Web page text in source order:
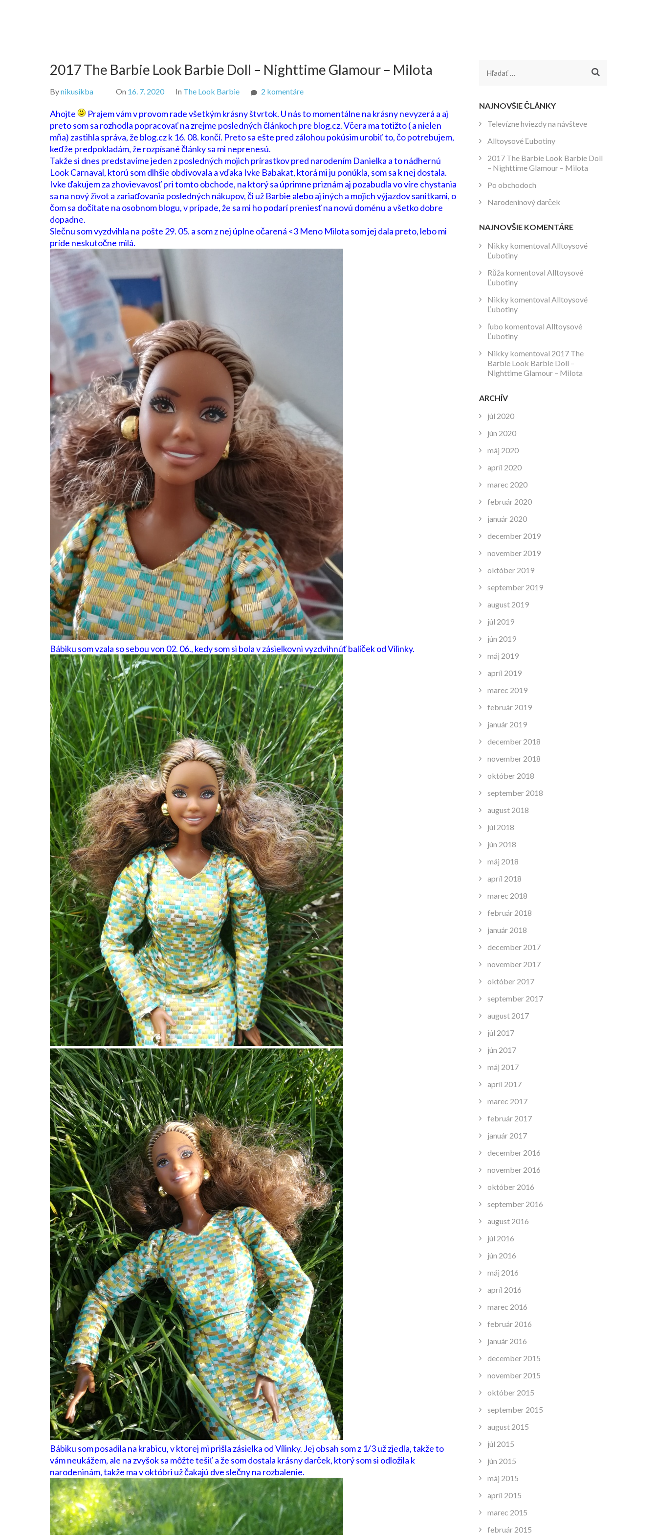
2017 The Barbie Look Barbie Doll – Nighttime Glamour – Milota
Bynikusikba On 16. 7. 2020 In The Look Barbie 2 komentárena
The
Barbie
Look
Doll
–
Nighttime
Glamour
–
Ahojte
Prajem vám v provom rade všetkým krásny štvrtok. U nás to momentálne na krásny nevyzerá a aj
preto som sa rozhodla popracovať na zrejme posledných článkoch pre blog.cz. Včera ma totižto ( a nielen
mňa) zastihla správa, že blog.cz k 16. 08. končí. Preto sa ešte pred zálohou pokúsim urobiť to, čo potrebujem,
keďže predpokladám, že rozpísané články sa mi neprenesú.
Takže si dnes predstavíme jeden z posledných mojich prírastkov pred narodením Danielka a to nádhernú
Look Carnaval, ktorú som dlhšie obdivovala a vďaka Ivke Babakat, ktorá mi ju ponúkla, som sa k nej dostala.
Ivke ďakujem za zhovievavosť pri tomto obchode, na ktorý sa úprimne priznám aj pozabudla vo víre chystania
sa na nový život a zariaďovania posledných nákupov, či už Barbie alebo aj iných a mojich výjazdov sanitkami, o
čom sa dočítate na osobnom blogu, v prípade, že sa mi ho podarí preniesť na novú doménu a všetko dobre
dopadne.
Slečnu som vyzdvihla na pošte 29. 05. a som z nej úplne očarená <3 Meno Milota som jej dala preto, lebo mi
príde neskutočne milá.
Bábiku som vzala so sebou von 02. 06., kedy som si bola v zásielkovni vyzdvihnúť balíček od Vílinky.
Bábiku som posadila na krabicu, v ktorej mi prišla zásielka od Vílinky. Jej obsah som z 1/3 už zjedla, takže to
vám neukážem, ale na zvyšok sa môžte tešiť a že som dostala krásny darček, ktorý som si odložila k
narodeninám, takže ma v októbri už čakajú dve slečny na rozbalenie.
Hľadať:
NAJNOVŠIE ČLÁNKY
Televízne hviezdy na návšteve
Alltoysové Ľubotiny
2017 The Barbie Look Barbie Doll
– Nighttime Glamour – Milota
Po obchodoch
Narodeninový darček
NAJNOVŠIE KOMENTÁRE
Nikkykomentoval Alltoysové
Ľubotiny
Růža komentoval Alltoysové
Ľubotiny
Nikkykomentoval Alltoysové
Ľubotiny
ľubo komentoval Alltoysové
Ľubotiny
Nikkykomentoval 2017 The
Barbie Look Barbie Doll –
Nighttime Glamour – Milota
ARCHÍV
júl 2020
jún 2020
máj 2020
apríl 2020
marec 2020
február 2020
január 2020
december 2019
november 2019
október 2019
september 2019
august 2019
júl 2019
jún 2019
máj 2019
apríl 2019
marec 2019
február 2019
január 2019
december 2018
november 2018
október 2018
september 2018
august 2018
júl 2018
jún 2018
máj 2018
apríl 2018
marec 2018
február 2018
január 2018
december 2017
november 2017
október 2017
september 2017
august 2017
júl 2017
jún 2017
máj 2017
apríl 2017
marec 2017
február 2017
január 2017
december 2016
november 2016
október 2016
september 2016
august 2016
júl 2016
jún 2016
máj 2016
apríl 2016
marec 2016
február 2016
január 2016
december 2015
november 2015
október 2015
september 2015
august 2015
júl 2015
jún 2015
máj 2015
apríl 2015
marec 2015
február 2015